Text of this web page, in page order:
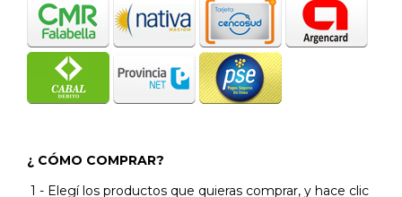
¿ CÓMO COMPRAR?
1 - Elegí los productos que quieras comprar, y hace clic